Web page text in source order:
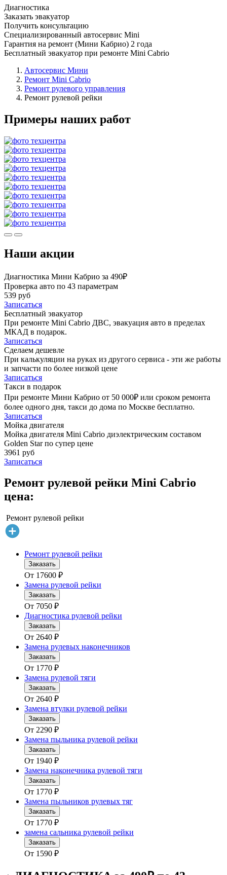
Диагностика
Заказать эвакуатор
Получить консультацию
Специализированный автосервис Mini
Гарантия на ремонт (Мини Кабрио) 2 года
Бесплатный эвакуатор при ремонте Mini Cabrio
Автосервис Мини
Ремонт Mini Cabrio
Ремонт рулевого управления
Ремонт рулевой рейки
Примеры наших работ
Наши акции
Диагностика Мини Кабрио за 490₽
Проверка авто по 43 параметрам
539 руб
Записаться
Бесплатный эвакуатор
При ремонте Mini Cabrio ДВС, эвакуация авто в пределах
МКАД в подарок.
Записаться
Сделаем дешевле
При калькуляции на руках из другого сервиса - эти же работы
и запчасти по более низкой цене
Записаться
Такси в подарок
При ремонте Мини Кабрио от 50 000₽ или сроком ремонта
более одного дня, такси до дома по Москве бесплатно.
Записаться
Мойка двигателя
Мойка двигателя Mini Cabrio диэлектрическим составом
Golden Star по супер цене
3961 руб
Записаться
Ремонт рулевой рейки Mini Cabrio
цена:
Ремонт рулевой рейки
Ремонт рулевой рейки
Заказать
От 17600 ₽
Замена рулевой рейки
Заказать
От 7050 ₽
Диагностика рулевой рейки
Заказать
От 2640 ₽
Замена рулевых наконечников
Заказать
От 1770 ₽
Замена рулевой тяги
Заказать
От 2640 ₽
Замена втулки рулевой рейки
Заказать
От 2290 ₽
Замена пыльника рулевой рейки
Заказать
От 1940 ₽
Замена наконечника рулевой тяги
Заказать
От 1770 ₽
Замена пыльников рулевых тяг
Заказать
От 1770 ₽
замена сальника рулевой рейки
Заказать
От 1590 ₽